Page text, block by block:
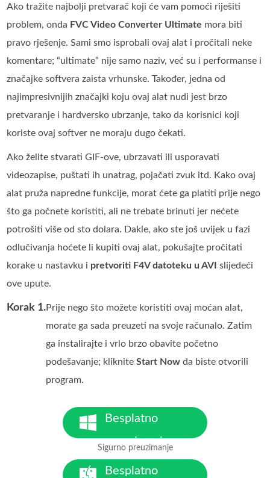
Ako tražite najbolji pretvarač koji će vam pomoći riješiti
problem, onda FVC Video Converter Ultimate mora biti
pravo rješenje. Sami smo isprobali ovaj alat i pročitali neke
komentare; “ultimate” nije samo naziv, već su i performanse i
značajke softvera zaista vrhunske. Također, jedna od
najimpresivnijih značajki koju ovaj alat nudi jest brzo
pretvaranje i hardversko ubrzanje, tako da korisnici koji
koriste ovaj softver ne moraju dugo čekati.
Ako želite stvarati GIF-ove, ubrzavati ili usporavati
videozapise, puštati ih unatrag, pojačati zvuk itd. Kako ovaj
alat pruža napredne funkcije, morat ćete ga platiti prije nego
što ga počnete koristiti, ali ne trebate brinuti jer nećete
potrošiti više od sto dolara. Dakle, ako ste još uvijek u fazi
odlučivanja hoćete li kupiti ovaj alat, pokušajte pročitati
korake u nastavku i pretvoriti F4V datoteku u AVI slijedeći
ove upute.
Korak 1.Prije nego što možete koristiti ovaj moćan alat,
morate ga sada preuzeti na svoje računalo. Zatim
ga instalirajte i vrlo brzo obavite početno
podešavanje; klikniteStart Now da biste otvorili
program.
Besplatno
preuzimanje
Za Windows 7 ili noviji
Sigurno preuzimanje
Besplatno